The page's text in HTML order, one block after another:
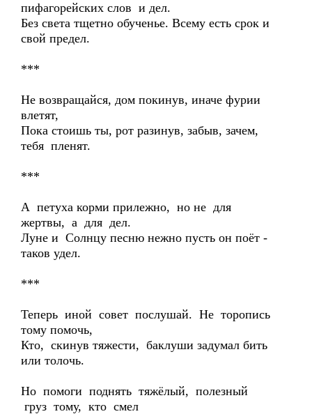
пифагорейских слов и дел.
Без света тщетно обученье. Всему есть срок и
свой предел.
***
Не возвращайся, дом покинув, иначе фурии
влетят,
Пока стоишь ты, рот разинув, забыв, зачем,
тебя пленят.
***
А петуха корми прилежно, но не для
жертвы, а для дел.
Луне и Солнцу песню нежно пусть он поёт -
таков удел.
***
Теперь иной совет послушай. Не торопись
тому помочь,
Кто, скинув тяжести, баклуши задумал бить
или толочь.
Но помоги поднять тяжёлый, полезный
груз тому, кто смел